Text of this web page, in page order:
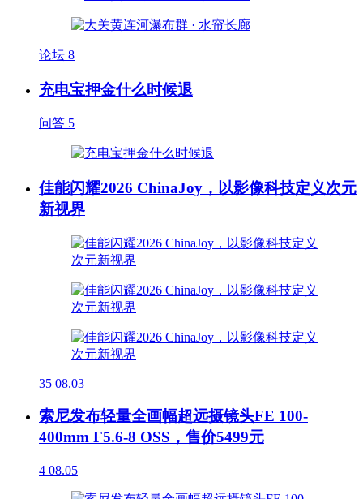
论坛 8
充电宝押金什么时候退
问答 5
佳能闪耀2026 ChinaJoy，以影像科技定义次元
新视界
35 08.03
索尼发布轻量全画幅超远摄镜头FE 100-
400mm F5.6-8 OSS，售价5499元
4 08.05